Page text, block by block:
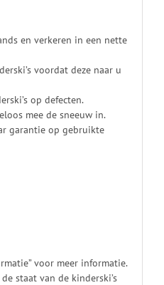
en verkeren in een nette
voordat deze naar u
op defecten.
mee de sneeuw in.
garantie op gebruikte
voor meer informatie.
staat van de kinderski’s